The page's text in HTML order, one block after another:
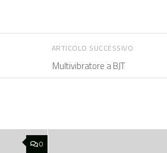
ARTICOLO SUCCESSIVO
Multivibratore a BJT
0